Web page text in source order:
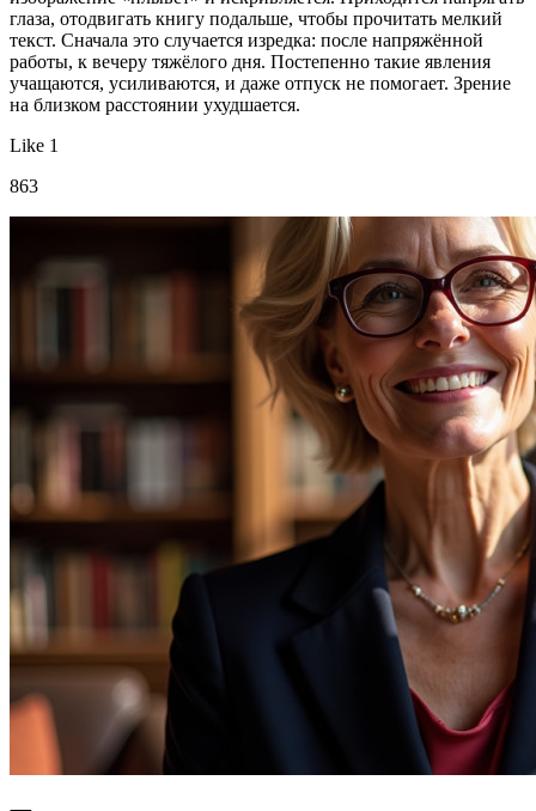
глаза, отодвигать книгу подальше, чтобы прочитать мелкий
текст. Сначала это случается изредка: после напряжённой
работы, к вечеру тяжёлого дня. Постепенно такие явления
учащаются, усиливаются, и даже отпуск не помогает. Зрение
на близком расстоянии ухудшается.
Like 1
863